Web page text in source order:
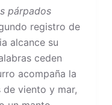
párpados
registro de
alcance su
ceden
acompaña la
viento y mar,